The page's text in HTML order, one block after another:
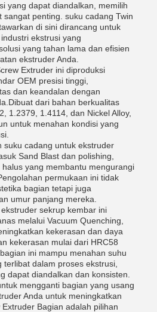
yang dapat diandalkan, memilih
penting. suku cadang Twin
di sini dirancang untuk
ekstrusi yang
yang tahan lama dan efisien
ekstruder Anda.
Extruder ini diproduksi
OEM presisi tinggi,
dan keandalan dengan
dari bahan berkualitas
1.2379, 1.4114, dan Nickel Alloy,
untuk menahan kondisi yang
suku cadang untuk ekstruder
Sand Blast dan polishing,
yang membantu mengurangi
permukaan ini tidak
bagian tetapi juga
umur panjang mereka.
sekrup kembar ini
melalui Vacuum Quenching,
kekerasan dan daya
kekerasan mulai dari HRC58
ini mampu menahan suhu
dalam proses ekstrusi,
dapat diandalkan dan konsisten.
mengganti bagian yang usang
Anda untuk meningkatkan
Bagian adalah pilihan